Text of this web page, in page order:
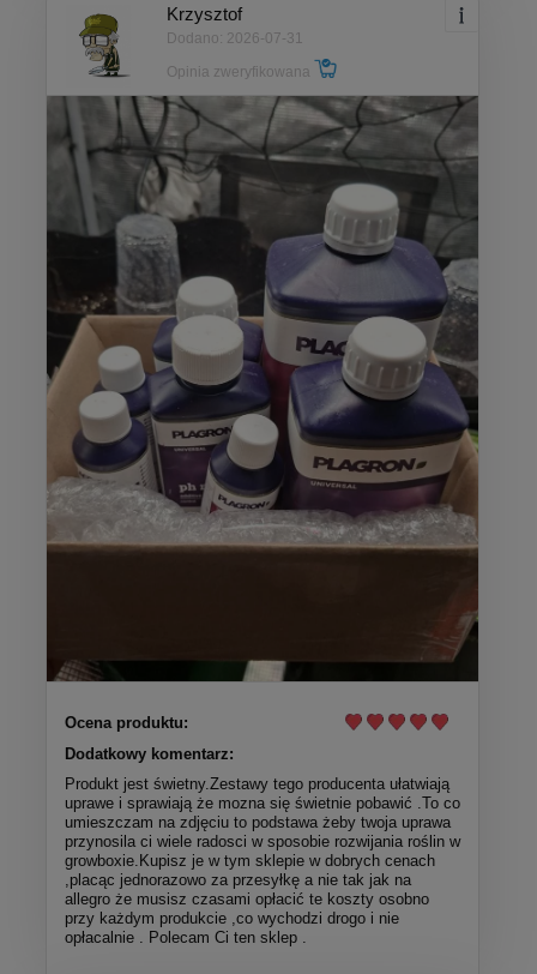
Krzysztof
Dodano: 2026-07-31
Opinia zweryfikowana
Ocena produktu:
Dodatkowy komentarz:
Produkt jest świetny.Zestawy tego producenta ułatwiają
uprawe i sprawiają że mozna się świetnie pobawić .To co
umieszczam na zdjęciu to podstawa żeby twoja uprawa
przynosila ci wiele radosci w sposobie rozwijania roślin w
growboxie.Kupisz je w tym sklepie w dobrych cenach
,placąc jednorazowo za przesyłkę a nie tak jak na
allegro że musisz czasami opłacić te koszty osobno
przy każdym produkcie ,co wychodzi drogo i nie
opłacalnie . Polecam Ci ten sklep .